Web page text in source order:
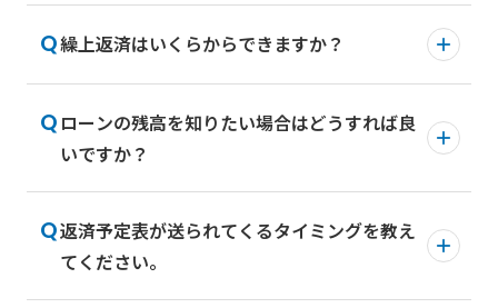
ますので、あらかじめご了承ください。
品のご提案をさせていただいております。
具体的なご相談につきましては、お近くの店舗
にお問合せください。
店舗検索はこちら 。
ご相談内容によってはご希望に添えない場合もござい
ますので、あらかじめご了承ください。
東海ろうきん窓口、または ろうきんダイレクト
済）が可能です。
全額返済を行う場合は、借入残高と利息を超え
る金額をご用意いただく必要があります。
ろうきんダイレクト （インターネットバンキング）で
の繰上返済手数料は無料です。なお、窓口・郵送（書
繰上返済はいくらからできますか？
ローン残高全体（毎月分・ボーナス分）に対す
る経過利息（前回返済日の翌日から繰上返済日
までの利息）以上の金額からお手続きが可能で
す。（「100万円以上」等の条件はございませ
ん。）
ろうきんダイレクト（インターネットバンキン
ローンの残高を知りたい場合はどうすれば良
いですか？
ろうきんダイレクト（インターネットバンキン
グ）の利用登録を行っていただくと、Webでロ
ーン残高をご確認いただくことが可能です。
返済予定表が送られてくるタイミングを教え
てください。